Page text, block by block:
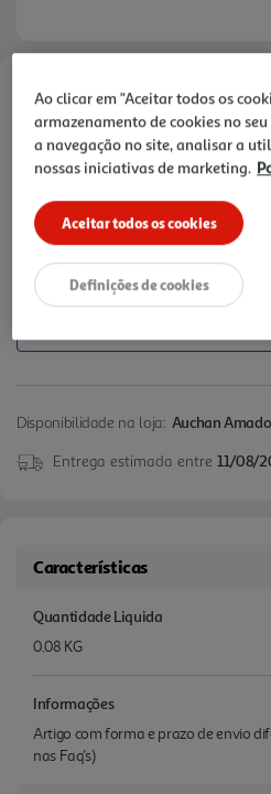
Faça a sua avaliação
Ref. / EAN:8858772602203
1,55 €
+10% DESC. IMEDIATO PET
10% de desconto imediato
Disponibilidade na loja: Auchan
Entrega estimada entre 11/08/
Características
Quantidade Liquida
0.08 KG
Informações
Artigo com forma e prazo de envio
nas Faq's)
Ao clicar em "Aceitar todos os
armazenamento de cookies no
a navegação no site, analisar a
nossas iniciativas de marketing.
Aceitar todos os cookies
Definições de cookies